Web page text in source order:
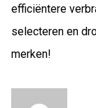
efficiëntere
selecteren en
merken!